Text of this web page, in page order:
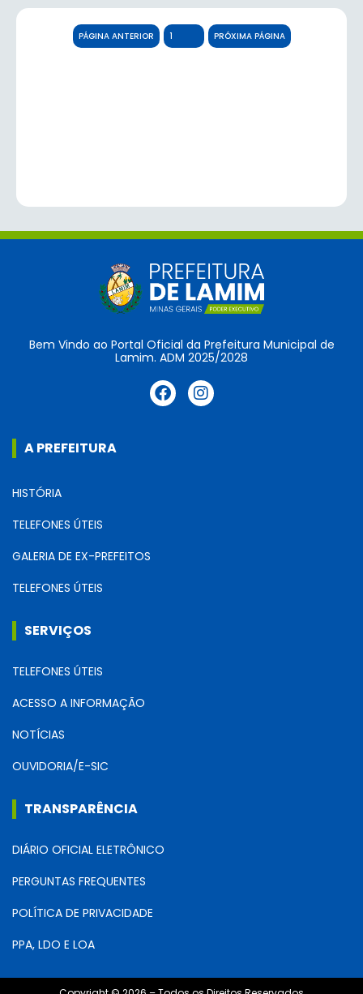
PÁGINA ANTERIOR PRÓXIMA PÁGINA
Bem Vindo ao Portal Oficial da Prefeitura Municipal de
Lamim. ADM 2025/2028
A PREFEITURA
HISTÓRIA
TELEFONES ÚTEIS
GALERIA DE EX-PREFEITOS
TELEFONES ÚTEIS
SERVIÇOS
TELEFONES ÚTEIS
ACESSO A INFORMAÇÃO
NOTÍCIAS
OUVIDORIA/E-SIC
TRANSPARÊNCIA
DIÁRIO OFICIAL ELETRÔNICO
PERGUNTAS FREQUENTES
POLÍTICA DE PRIVACIDADE
PPA, LDO E LOA